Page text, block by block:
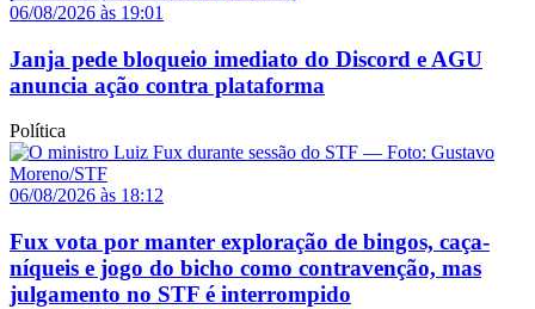
06/08/2026 às 19:01
Janja pede bloqueio imediato do Discord e AGU
anuncia ação contra plataforma
Política
06/08/2026 às 18:12
Fux vota por manter exploração de bingos, caça-
níqueis e jogo do bicho como contravenção, mas
julgamento no STF é interrompido